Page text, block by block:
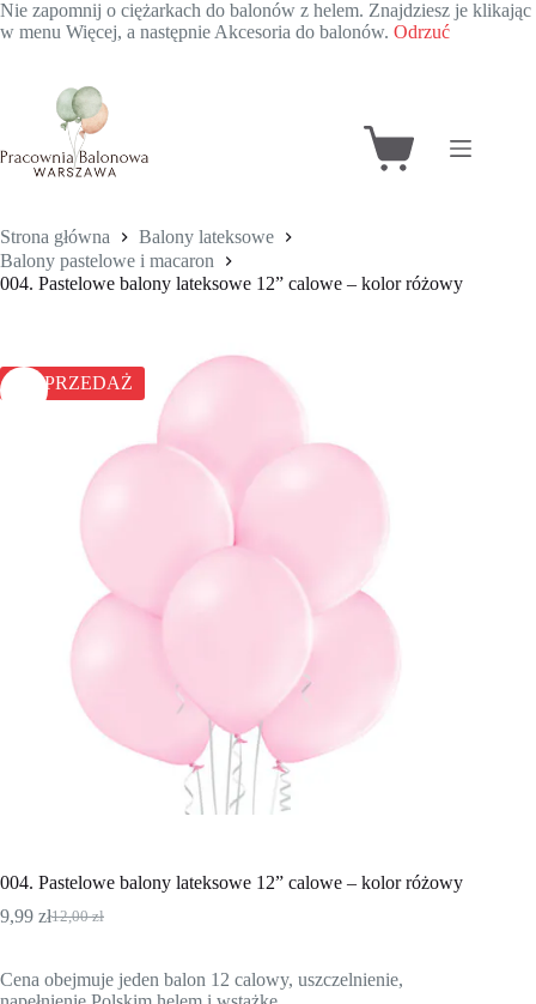
Nie zapomnij o ciężarkach do balonów z helem. Znajdziesz je klikając
w menu Więcej, a następnie Akcesoria do balonów. Odrzuć
Koszyk
Strona główna
Balony lateksowe
Balony pastelowe i macaron
004. Pastelowe balony lateksowe 12” calowe – kolor różowy
WYPRZEDAŻ
004. Pastelowe balony lateksowe 12” calowe – kolor różowy
12,00zł
Pierwotna
wynosiła:
12,00 zł.
9,99 złAktualna
wynosi:
9,99 zł.
Cena obejmuje jeden balon 12 calowy, uszczelnienie,